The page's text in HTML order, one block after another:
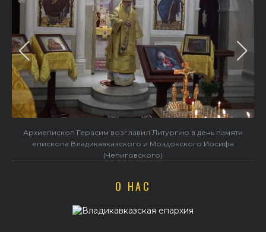
Архиепископ Герасим возглавил Литургию в день памяти
епископа Владикавказского и Моздокского Иосифа
(Чепиговского)
О НАС